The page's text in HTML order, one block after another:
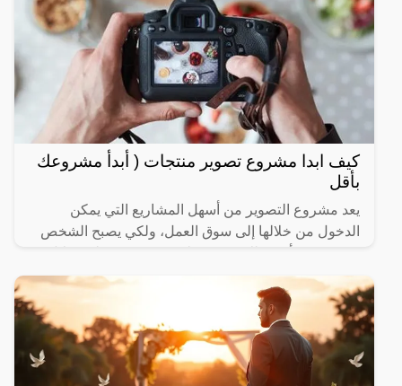
كيف ابدا مشروع تصوير منتجات ( أبدأ مشروعك
بأقل
يعد مشروع التصوير من أسهل المشاريع التي يمكن
الدخول من خلالها إلى سوق العمل، ولكي يصبح الشخص
التصوير، وسوف